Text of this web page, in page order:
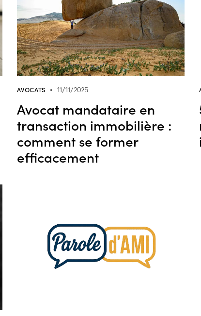
AVOCATS 11/11/2025
Avocat mandataire en
transaction immobilière :
comment se former
efficacement